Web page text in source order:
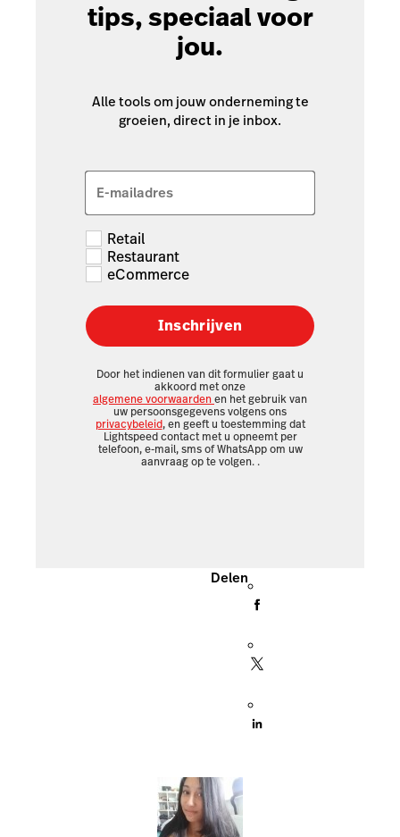
tips, speciaal voor
jou.
Alle tools om jouw onderneming te
groeien, direct in je inbox.
E-mailadres
Retail
Restaurant
eCommerce
Inschrijven
Door het indienen van dit formulier gaat u
akkoord met onze
algemene voorwaardenen het gebruik van
uw persoonsgegevens volgens ons
privacybeleid, en geeft u toestemming dat
Lightspeed contact met u opneemt per
telefoon, e-mail, sms of WhatsApp om uw
aanvraag op te volgen. .
Delen